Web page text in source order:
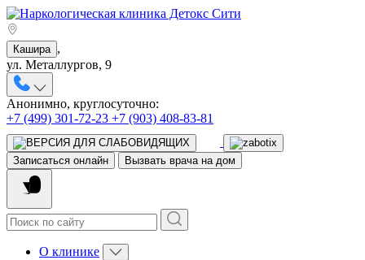
Кашира ,
ул. Металлургов, 9
Анонимно, круглосуточно:
+7 (499) 301-72-23 +7 (903) 408-83-81
Записаться онлайн Вызвать врача на дом
О клинике